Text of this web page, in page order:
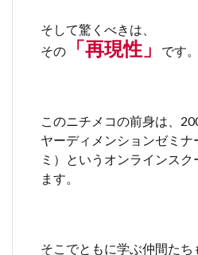
そして驚くべきは、
その
「再現性」 です。
このニチメコの前身は、
ヤーディメンションゼミ
ミ）というオンラインスク
ます。
そこでともに学ぶ仲間たち